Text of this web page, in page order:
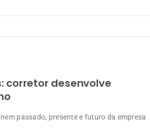
corretor desenvolve
passado, presente e futuro da empresa